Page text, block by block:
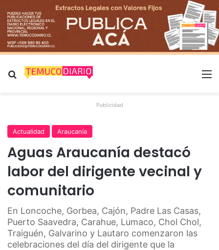
Buscar por
Publicidad
Actualidad Araucanía
Aguas Araucanía destacó
labor del dirigente vecinal y
comunitario
En Loncoche, Gorbea, Cajón, Padre Las Casas,
Puerto Saavedra, Carahue, Lumaco, Chol Chol,
Traiguén, Galvarino y Lautaro comenzaron las
celebraciones del día del dirigente que la